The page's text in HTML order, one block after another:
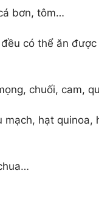
bơn, tôm…
có thể ăn
chuối, cam,
mạch, hạt quinoa,